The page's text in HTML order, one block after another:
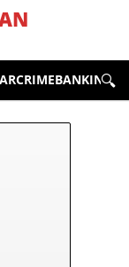
CRIMEBANKING &
🔍